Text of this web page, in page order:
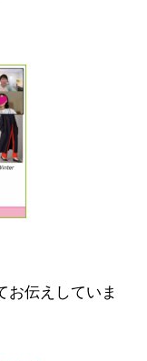
お伝えしていま